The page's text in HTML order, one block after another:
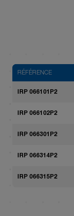
RÉFÉRENCE
IRP 066101P2
IRP 066102P2
IRP 066301P2
IRP 066314P2
IRP 066315P2